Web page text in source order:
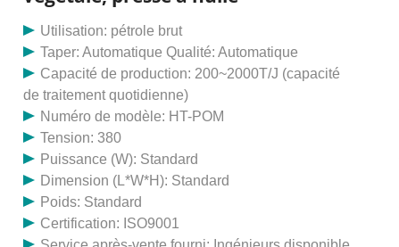
de plantes telles que les arachides, le soja, les
graines de tournesol, les graines de sésame, les
graines de coton, les graines de colza, le germe de
maïs, la noix de coco, le palmiste,
Utilisation: pétrole brut
Taper: Automatique Qualité: Automatique
Capacité de production: 200~2000T/J (capacité
de traitement quotidienne)
Numéro de modèle: HT-POM
Tension: 380
Puissance (W): Standard
Dimension (L*W*H): Standard
Poids: Standard
Certification: ISO9001